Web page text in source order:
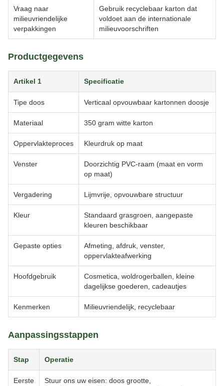
Vraag naar
milieuvriendelijke
verpakkingen
Gebruik recyclebaar karton dat
voldoet aan de internationale
milieuvoorschriften
Productgegevens
Artikel 1 Specificatie
Tipe doos Verticaal opvouwbaar kartonnen doosje
Materiaal 350 gram witte karton
Oppervlakteproces Kleurdruk op maat
Venster
Doorzichtig PVC-raam (maat en vorm
op maat)
Vergadering Lijmvrije, opvouwbare structuur
Kleur
Standaard grasgroen, aangepaste
kleuren beschikbaar
Gepaste opties
Afmeting, afdruk, venster,
oppervlakteafwerking
Hoofdgebruik
Cosmetica, woldrogerballen, kleine
dagelijkse goederen, cadeautjes
Kenmerken Milieuvriendelijk, recyclebaar
Aanpassingsstappen
Stap Operatie
Eerste
Stuur ons uw eisen: doos grootte,